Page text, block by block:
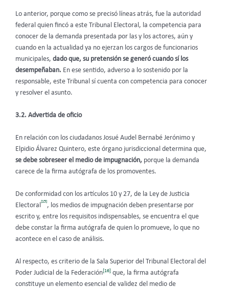
Lo anterior, porque como se precisó líneas atrás, fue la autoridad
federal quien fincó a este Tribunal Electoral, la competencia para
conocer de la demanda presentada por las y los actores, aún y
cuando en la actualidad ya no ejerzan los cargos de funcionarios
municipales, dado que, su pretensión se generó cuando sí los
desempeñaban. En ese sentido, adverso a lo sostenido por la
responsable, este Tribunal sí cuenta con competencia para conocer
y resolver el asunto.
3.2. Advertida de oficio
En relación con los ciudadanos Josué Audel Bernabé Jerónimo y
Elpidio Álvarez Quintero, este órgano jurisdiccional determina que,
se debe sobreseer el medio de impugnación, porque la demanda
carece de la firma autógrafa de los promoventes.
De conformidad con los artículos 10 y 27, de la Ley de Justicia
Electoral
[15]
, los medios de impugnación deben presentarse por
escrito y, entre los requisitos indispensables, se encuentra el que
debe constar la firma autógrafa de quien lo promueve, lo que no
acontece en el caso de análisis.
Al respecto, es criterio de la Sala Superior del Tribunal Electoral del
Poder Judicial de la Federación[16] que, la firma autógrafa
constituye un elemento esencial de validez del medio de